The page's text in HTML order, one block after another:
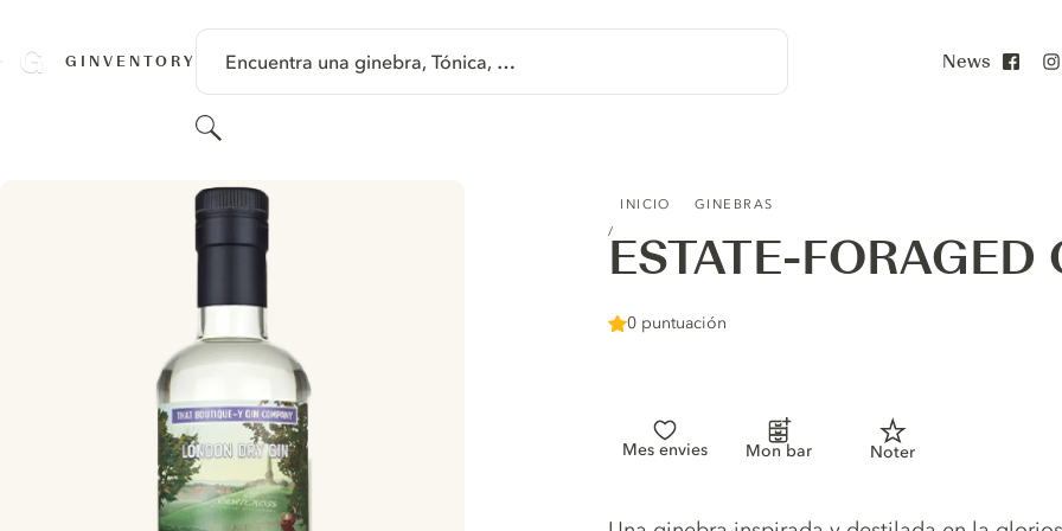
GINVENTORY Encuentra una ginebra, Tónica, …
Buscar
News
INICIO GINEBRAS
ESTATE-FORAGED
0 puntuación
Mes envies Mon bar Noter